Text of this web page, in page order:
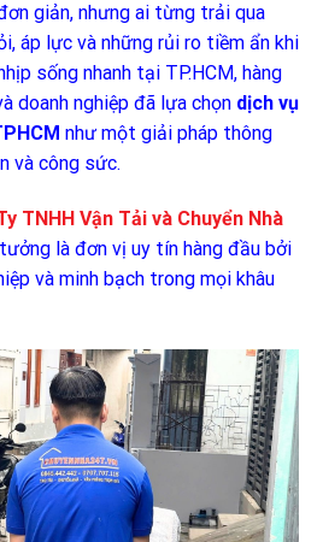
giản, nhưng ai từng trải qua
áp lực và những rủi ro tiềm ẩn khi
sống nhanh tại TP.HCM, hàng
doanh nghiệp đã lựa chọn dịch vụ
như một giải pháp thông
và công sức.
TNHH Vận Tải và Chuyển Nhà
là đơn vị uy tín hàng đầu bởi
và minh bạch trong mọi khâu